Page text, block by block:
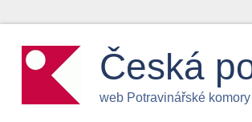
Česká
web Potravinářské